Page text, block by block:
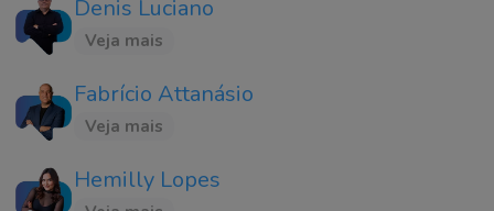
Denis Luciano
Veja mais
Fabrício Attanásio
Veja mais
Hemilly Lopes